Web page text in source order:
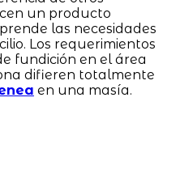
un producto
las necesidades
Los requerimientos
fundición en el área
difieren totalmente
en una masía.